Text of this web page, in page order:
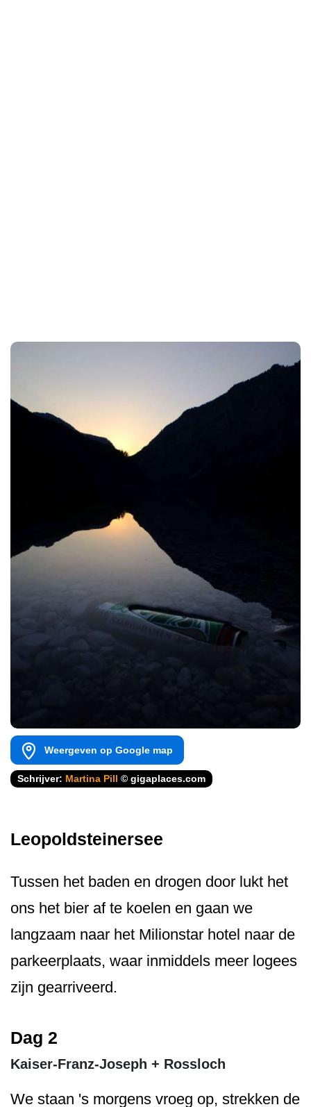
Weergeven op Google map
Schrijver: Martina Pill © gigaplaces.com
Leopoldsteinersee
Tussen het baden en drogen door lukt het
ons het bier af te koelen en gaan we
langzaam naar het Milionstar hotel naar de
parkeerplaats, waar inmiddels meer logees
zijn gearriveerd.
Dag 2
Kaiser-Franz-Joseph + Rossloch
We staan 's morgens vroeg op, strekken de